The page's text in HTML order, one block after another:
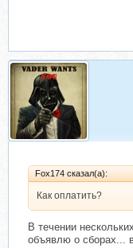
Fox174 сказал(а):
Как оплатить?
В течении
объявлю о сборах...